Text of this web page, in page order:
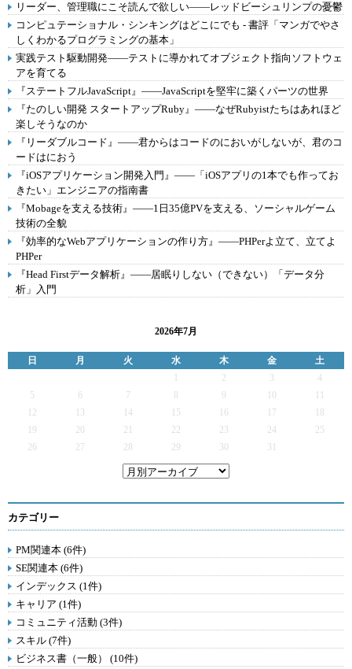
リーダー、管理職にこそ読んで欲しい――レッドビーシュリンプの憂鬱
コンピュテーショナル・シンキングはどこにでも - 書評「マンガでやさ
しくわかるプログラミングの基本」
実践テスト駆動開発――テストに導かれてオブジェクト指向ソフトウェ
アを育てる
『ステートフルJavaScript』――JavaScriptを堅牢に築くパーツの世界
『たのしい開発 スタートアップRuby』――なぜRubyistたちはあれほど
楽しそうなのか
『リーダブルコード』――君からはコードのにおいがしないが、君のコ
ードはにおう
『iOSアプリケーション開発入門』――「iOSアプリの1本でも作ってお
きたい」エンジニアの指南書
『Mobageを支える技術』――1日35億PVを支える、ソーシャルゲーム
技術の全貌
『効率的なWebアプリケーションの作り方』――PHPerよ立て、立てよ
PHPer
『Head Firstデータ解析』――居眠りしない（できない）「データ分
析」入門
2026年7月
日 月 火 水 木 金
土
2 3
4
5
6 7 9
12
13 14 15 16 17
19
20 21 22 23 24
25
26
27 28 29 30 31
カテゴリー
PM関連本 (6件)
SE関連本 (6件)
インデックス (1件)
キャリア (1件)
コミュニティ活動 (3件)
スキル (7件)
ビジネス書（一般） (10件)